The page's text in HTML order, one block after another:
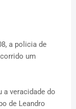
a policia de
um
veracidade do
de Leandro